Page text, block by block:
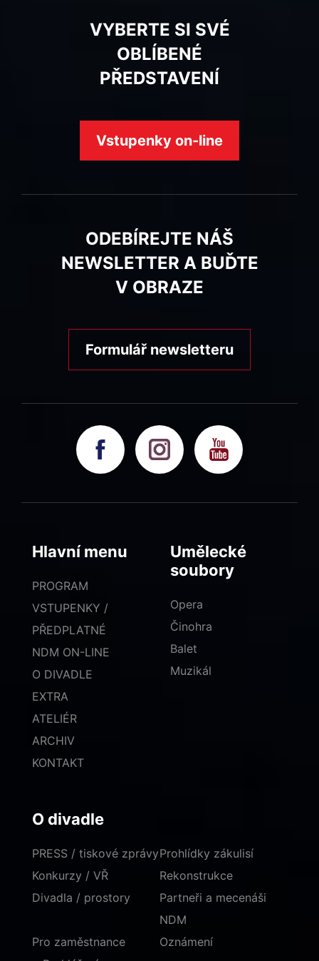
VYBERTE SI SVÉ
OBLÍBENÉ
PŘEDSTAVENÍ
Vstupenky on-line
ODEBÍREJTE NÁŠ
NEWSLETTER A BUĎTE
V OBRAZE
Formulář newsletteru
Hlavní menu
PROGRAM
VSTUPENKY /
PŘEDPLATNÉ
NDM ON-LINE
O DIVADLE
EXTRA
ATELIÉR
ARCHIV
KONTAKT
Umělecké
soubory
Opera
Činohra
Balet
Muzikál
O divadle
PRESS / tiskové zprávy
Konkurzy / VŘ
Divadla / prostory
Prohlídky zákulisí
Rekonstrukce
Partneři a mecenáši
NDM
Pro zaměstnance
Oznámení